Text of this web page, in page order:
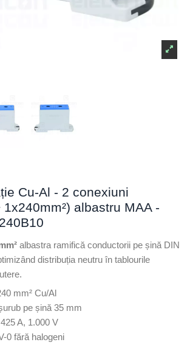
Cu-Al - 2 conexiuni
1x240mm²) albastru MAA -
albastra ramifică conductorii pe șină DIN
distribuția neutru în tablourile
mm² Cu/Al
pe șină 35 mm
A, 1.000 V
0 fără halogeni